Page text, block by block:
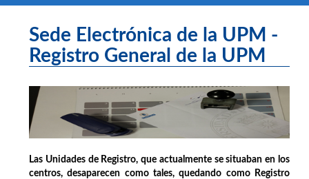
Sede Electrónica de la UPM -
Registro General de la UPM
Las Unidades de Registro, que actualmente se situaban en los
centros, desaparecen como tales, quedando como Registro